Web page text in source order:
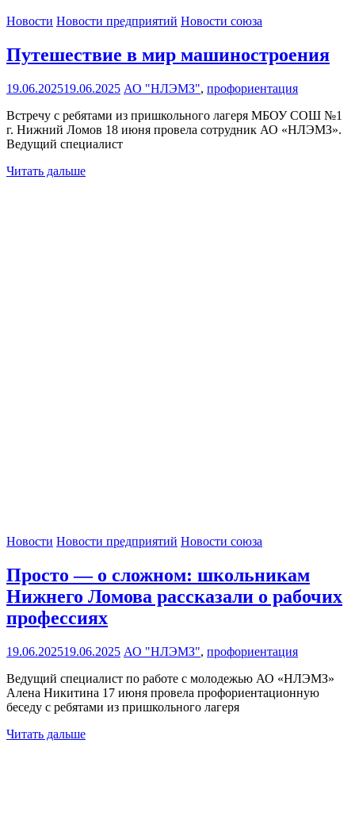
Новости Новости предприятий Новости союза
Путешествие в мир машиностроения
19.06.202519.06.2025 АО "НЛЭМЗ", профориентация
Встречу с ребятами из пришкольного лагеря МБОУ СОШ №1
г. Нижний Ломов 18 июня провела сотрудник АО «НЛЭМЗ».
Ведущий специалист
Читать дальше
Новости Новости предприятий Новости союза
Просто — о сложном: школьникам
Нижнего Ломова рассказали о рабочих
профессиях
19.06.202519.06.2025 АО "НЛЭМЗ", профориентация
Ведущий специалист по работе с молодежью АО «НЛЭМЗ»
Алена Никитина 17 июня провела профориентационную
беседу с ребятами из пришкольного лагеря
Читать дальше